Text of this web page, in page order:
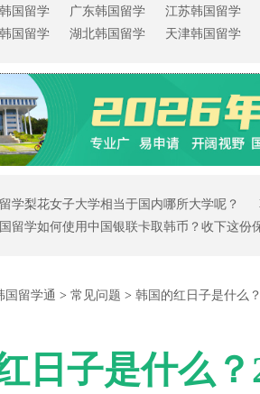
国留学 广东韩国留学
江苏韩国留学
国留学
湖北韩国留学 天津韩国留学
学梨花女子大学相当于国内哪所大学呢？
留学如何使用中国银联卡取韩币？收下这份
国留学通 > 常见问题 > 韩国的红日子是什么
日子是什么